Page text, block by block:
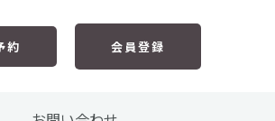
約 会員登録